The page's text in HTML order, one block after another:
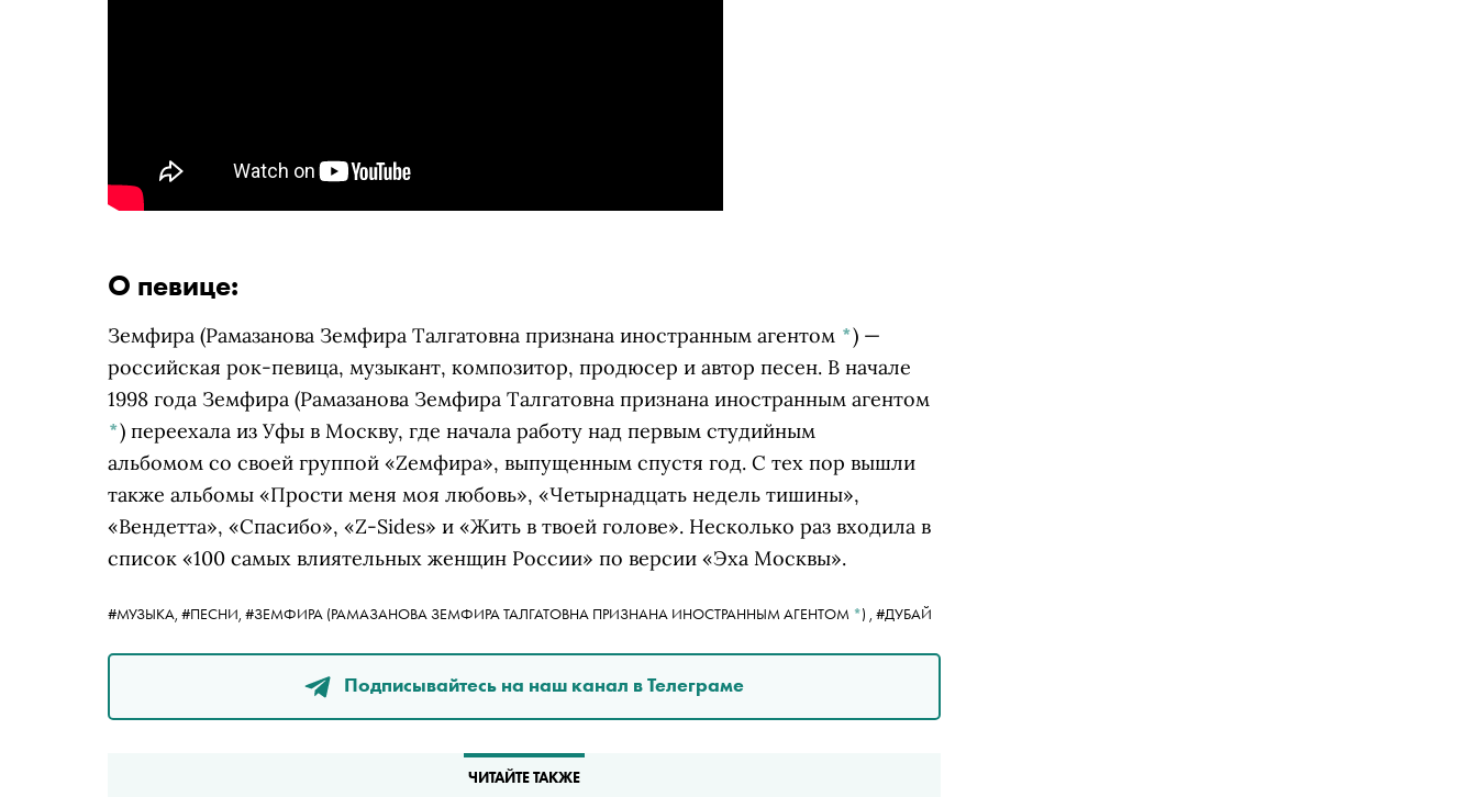
О певице:
Земфира (Рамазанова Земфира Талгатовна признана иностранным агентом *) —
российская рок-певица, музыкант, композитор, продюсер и автор песен. В начале
1998 года Земфира (Рамазанова Земфира Талгатовна признана иностранным агентом
*) переехала из Уфы в Москву, где начала работу над первым студийным
альбомом со своей группой «Zемфира», выпущенным спустя год. С тех пор вышли
также альбомы «Прости меня моя любовь», «Четырнадцать недель тишины»,
«Вендетта», «Спасибо», «Z-Sides» и «Жить в твоей голове». Несколько раз входила в
список «100 самых влиятельных женщин России» по версии «Эха Москвы».
#МУЗЫКА, #ПЕСНИ, #ЗЕМФИРА (РАМАЗАНОВА ЗЕМФИРА ТАЛГАТОВНА ПРИЗНАНА ИНОСТРАННЫМ АГЕНТОМ *) , #ДУБАЙ
Подписывайтесь на наш канал в Телеграме
ЧИТАЙТЕ ТАКЖЕ